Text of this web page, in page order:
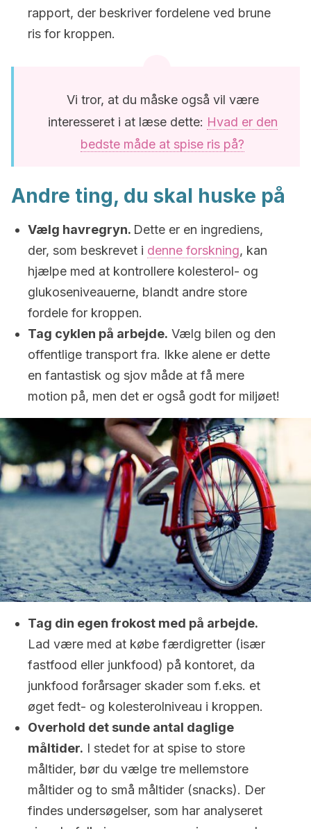
rapport, der beskriver fordelene ved brune
ris for kroppen.
Vi tror, at du måske også vil være
interesseret i at læse dette: Hvad er den
bedste måde at spise ris på?
Andre ting, du skal huske på
Vælg havregryn. Dette er en ingrediens,
der, som beskrevet i denne forskning, kan
hjælpe med at kontrollere kolesterol- og
glukoseniveauerne, blandt andre store
fordele for kroppen.
Tag cyklen på arbejde. Vælg bilen og den
offentlige transport fra. Ikke alene er dette
en fantastisk og sjov måde at få mere
motion på, men det er også godt for miljøet!
Tag din egen frokost med på arbejde.
Lad være med at købe færdigretter (især
fastfood eller junkfood) på kontoret, da
junkfood forårsager skader som f.eks. et
øget fedt- og kolesterolniveau i kroppen.
Overhold det sunde antal daglige
måltider. I stedet for at spise to store
måltider, bør du vælge tre mellemstore
måltider og to små måltider (snacks). Der
findes undersøgelser, som har analyseret